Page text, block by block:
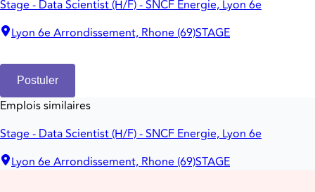
Stage - Data Scientist (H/F) - SNCF Energie, Lyon 6e
Lyon 6e Arrondissement, Rhone (69)STAGE
Postuler
Emplois similaires
Stage - Data Scientist (H/F) - SNCF Energie, Lyon 6e
Lyon 6e Arrondissement, Rhone (69)STAGE